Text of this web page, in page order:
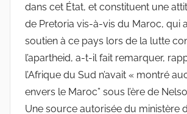
dans cet État, et constituent une
de Pretoria vis-à-vis du Maroc, qui
soutien à ce pays lors de la lutte
l’apartheid, a-t-il fait remarquer,
l’Afrique du Sud n’avait « montré
envers le Maroc” sous l’ère de
Une source autorisée du ministère